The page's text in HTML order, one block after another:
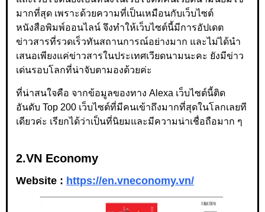
มากที่สุด เพราะด้วยความที่เป็นเหมือนกับเว็บไซต์
หนังสือพิมพ์ออนไลน์ จึงทำให้เว็บไซต์นี้มีการอัปเดต
ข่าวสารที่รวดเร็วทันสถานการณ์อย่างมาก และไม่ได้นำ
เสนอเพียงแค่ข่าวสารในประเทศเวียดนามนะคะ ยังมีข่าว
เด่นรอบโลกที่น่าจับตามองด้วยค่ะ
ที่น่าสนใจคือ จากข้อมูลของทาง Alexa เว็บไซต์นี้ติด
อันดับ Top 200 เว็บไซต์ที่มีคนเข้าถึงมากที่สุดในโลกเลยที
เดียวค่ะ เรียกได้ว่าเป็นที่นิยมและมีความน่าเชื่อถือมาก ๆ
2.VN Economy
Website : https://en.vneconomy.vn/